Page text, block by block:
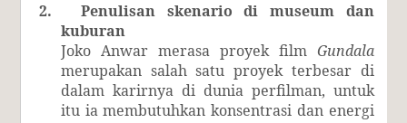
2.
Penulisan skenario di museum dan
kuburan
Joko Anwar merasa proyek film Gundala
merupakan salah satu proyek terbesar di
dalam karirnya di dunia perfilman, untuk
itu ia membutuhkan konsentrasi dan energi